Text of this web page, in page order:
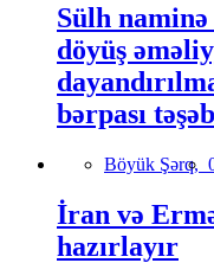
Sülh
döyüş
bərpası
Böyük Şərq,
İran və
hazırlayır